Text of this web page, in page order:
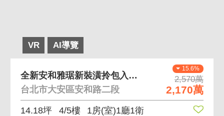
VR AI導覽
15.6%
2,570萬
2,170萬
全新安和雅琚新裝潢拎包入住 近遠企百貨成功市場生活
台北市大安區安和路二段
14.18坪 4/5樓 1房(室)1廳1衛